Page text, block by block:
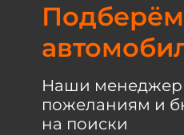
Наши
пожеланиям и
на поиски